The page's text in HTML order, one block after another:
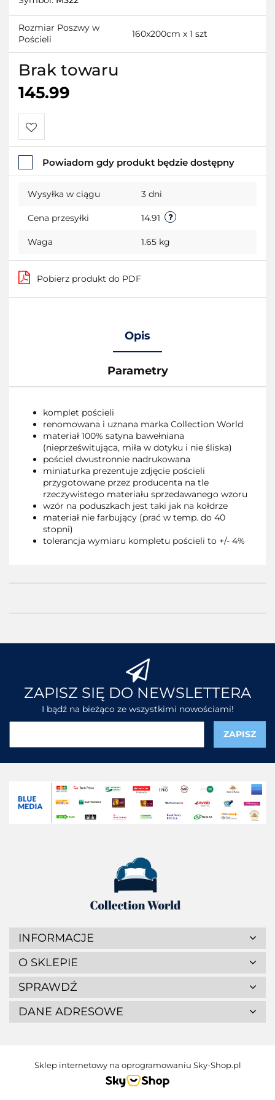
Rozmiar Poszwy w
Pościeli
160x200cm x 1 szt
Brak towaru
145.99
Do
przechowalni
Powiadom gdy produkt będzie dostępny
Wysyłka w ciągu 3 dni
Cena przesyłki 14.91
Waga 1.65 kg
Pobierz produkt do PDF
Opis
Parametry
komplet pościeli
renomowana i uznana marka Collection World
materiał 100% satyna bawełniana
(nieprześwitująca, miła w dotyku i nie śliska)
pościel dwustronnie nadrukowana
miniaturka prezentuje zdjęcie pościeli
przygotowane przez producenta na tle
rzeczywistego materiału sprzedawanego wzoru
wzór na poduszkach jest taki jak na kołdrze
materiał nie farbujący (prać w temp. do 40
stopni)
tolerancja wymiaru kompletu pościeli to +/- 4%
ZAPISZ SIĘ DO NEWSLETTERA
I bądź na bieżąco ze wszystkimi nowościami!
INFORMACJE
O SKLEPIE
SPRAWDŹ
DANE ADRESOWE
Sklep internetowy na oprogramowaniu Sky-Shop.pl